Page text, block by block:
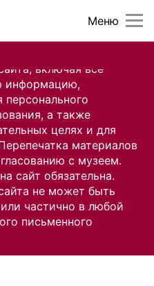
включая все
информацию,
персонального
а также
целях и для
материалов
с музеем.
сайт обязательна.
не может быть
частично в любой
письменного
Меню